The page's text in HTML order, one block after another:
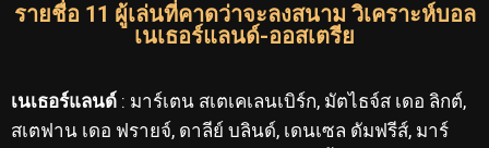
รายชื่อ 11 ผู้เล่นที่คาดว่าจะลงสนาม วิเคราะห์บอล
เนเธอร์แลนด์-ออสเตรีย
เนเธอร์แลนด์ : มาร์เตน สเตเคเลนเบิร์ก, มัตไธจ์ส เดอ ลิกต์,
สเตฟาน เดอ ฟรายจ์, ดาลีย์ บลินด์, เดนเซล ดัมฟรีส์, มาร์